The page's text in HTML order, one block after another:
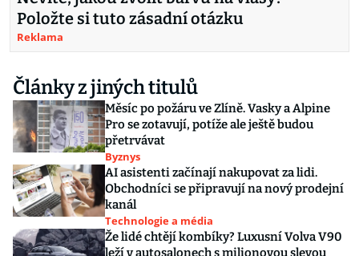
Položte si tuto zásadní otázku
Reklama
Články z jiných titulů
Měsíc po požáru ve Zlíně. Vasky a Alpine
Pro se zotavují, potíže ale ještě budou
přetrvávat
Byznys
AI asistenti začínají nakupovat za lidi.
Obchodníci se připravují na nový prodejní
kanál
Technologie a média
Že lidé chtějí kombíky? Luxusní Volva V90
leží v autosalonech s milionovou slevou